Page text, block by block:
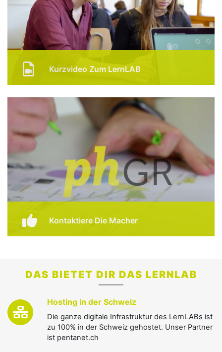
Kurzvideo Zum LernLAB
Vorteile von LernLAB aus der Perspektive einer
Schule, welche diese Lernplattform seit vielen Jahren
einsetzt, erklärt.
Kontaktiere Die Macher
Schule finden können!
DAS BIETET DIR DAS LERNLAB
Hosting in der Schweiz
Die ganze digitale Infrastruktur des LernLABs ist
zu 100% in der Schweiz gehostet. Unser Partner
ist pentanet.ch